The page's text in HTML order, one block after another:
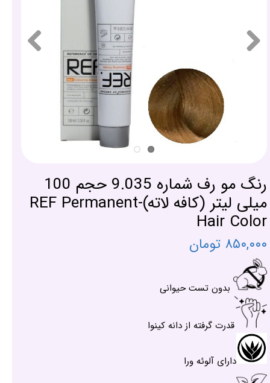
رنگ مو رف شماره 9.035 حجم 100
میلی لیتر (کافه لاته)-REF Permanent
Hair Color
۸۵۰,۰۰۰ تومان
بدون تست حیوانی
قدرت گرفته از دانه کینوا
دارای آلوئه ورا